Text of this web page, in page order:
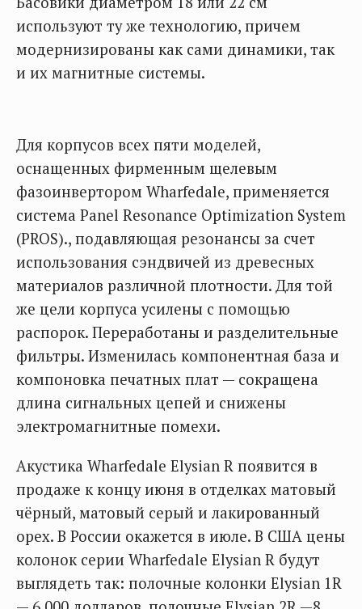
используют ту же технологию, причем
модернизированы как сами динамики, так
и их магнитные системы.
Для корпусов всех пяти моделей,
оснащенных фирменным щелевым
фазоинвертором Wharfedale, применяется
система Panel Resonance Optimization System
(PROS)., подавляющая резонансы за счет
использования сэндвичей из древесных
материалов различной плотности. Для той
же цели корпуса усилены с помощью
распорок. Переработаны и разделительные
фильтры. Изменилась компонентная база и
компоновка печатных плат — сокращена
длина сигнальных цепей и снижены
электромагнитные помехи.
Акустика Wharfedale Elysian R появится в
продаже к концу июня в отделках матовый
чёрный, матовый серый и лакированный
орех. В России окажется в июле. В США цены
колонок серии Wharfedale Elysian R будут
выглядеть так: полочные колонки Elysian 1R